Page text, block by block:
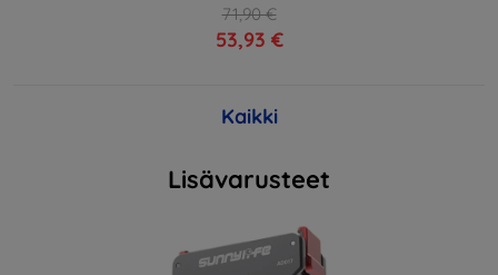
71,90 €
53,93 €
Kaikki
Lisävarusteet